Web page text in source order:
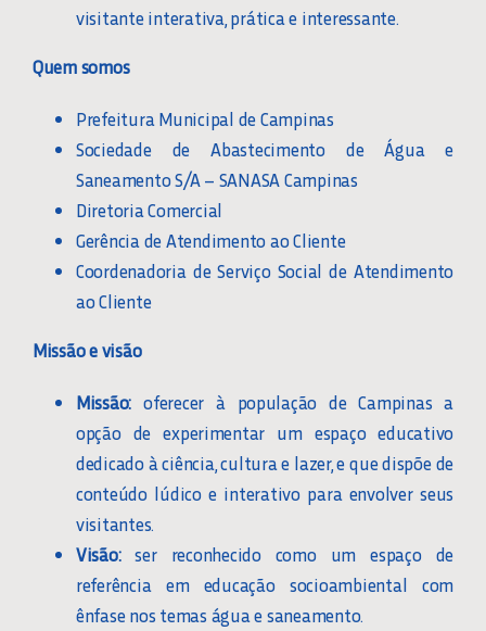
visitante interativa, prática e interessante.
Quem somos
Prefeitura Municipal de Campinas
Sociedade de Abastecimento de Água e
Saneamento S/A – SANASA Campinas
Diretoria Comercial
Gerência de Atendimento ao Cliente
Coordenadoria de Serviço Social de Atendimento
ao Cliente
Missão e visão
Missão: oferecer à população de Campinas a
opção de experimentar um espaço educativo
dedicado à ciência, cultura e lazer, e que dispõe de
conteúdo lúdico e interativo para envolver seus
visitantes.
Visão:ser reconhecido como um espaço de
referência em educação socioambiental com
ênfase nos temas água e saneamento.